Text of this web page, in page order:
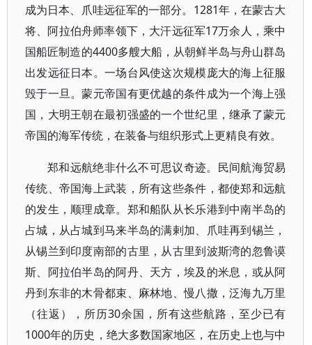
成为日本、爪哇远征军的一部分。1281年，在蒙古大
将、阿拉伯舟师率领下，大汗远征军17万余人，乘中
国船匠制造的4400多艘大船，从朝鲜半岛与舟山群岛
出发远征日本。一场台风使这次规模庞大的海上征服
毁于一旦。蒙元帝国有更优越的条件成为一个海上强
国，大明王朝在最初强盛的一个世纪里，继承了蒙元
帝国的海军传统，在装备与组织形式上更精良有效。
郑和远航绝非什么不可思议奇迹。民间航海贸易
传统、帝国海上武装，所有这些条件，都使郑和远航
的发生，顺理成章。郑和船队从长乐港到中南半岛的
占城，从占城到马来半岛的满剌加、爪哇再到锡兰，
从锡兰到印度南部的古里，从古里到波斯湾的忽鲁谟
斯、阿拉伯半岛的阿丹、天方，埃及的米息，或从阿
丹到东非的木骨都束、麻林地、慢八撒，泛海九万里
（往返），所历30余国，所有这些航路，至少已有
1000年的历史，绝大多数国家地区，在历史上也与中